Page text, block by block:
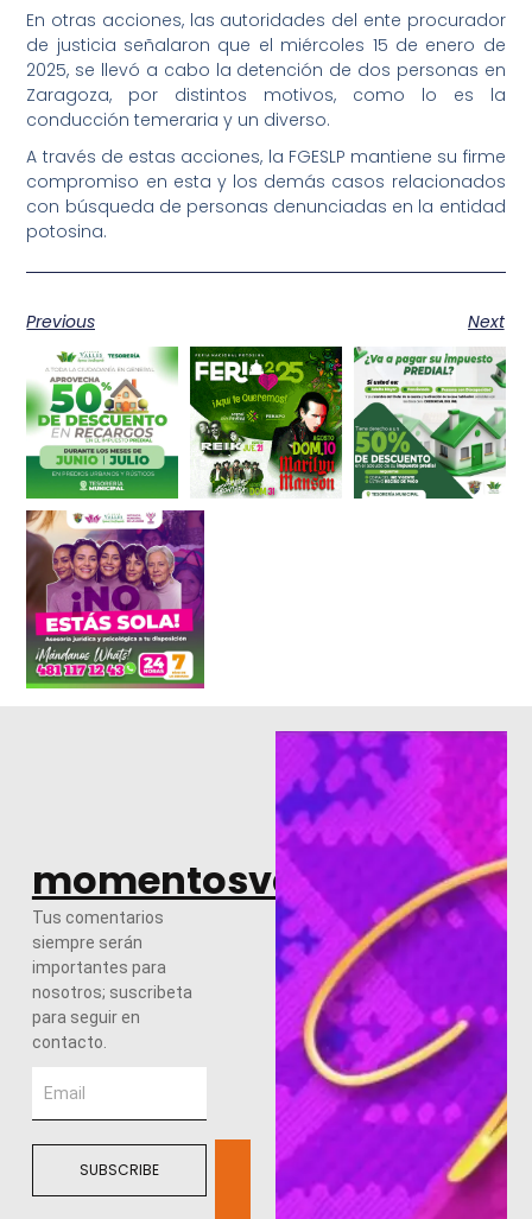
En otras acciones, las autoridades del ente procurador
de justicia señalaron que el miércoles 15 de enero de
2025, se llevó a cabo la detención de dos personas en
Zaragoza, por distintos motivos, como lo es la
conducción temeraria y un diverso.
A través de estas acciones, la FGESLP mantiene su firme
compromiso en esta y los demás casos relacionados
con búsqueda de personas denunciadas en la entidad
potosina.
Previous Next
momentosvalles.com
Tus comentarios
siempre serán
importantes para
nosotros; suscribeta
para seguir en
contacto.
SUBSCRIBE